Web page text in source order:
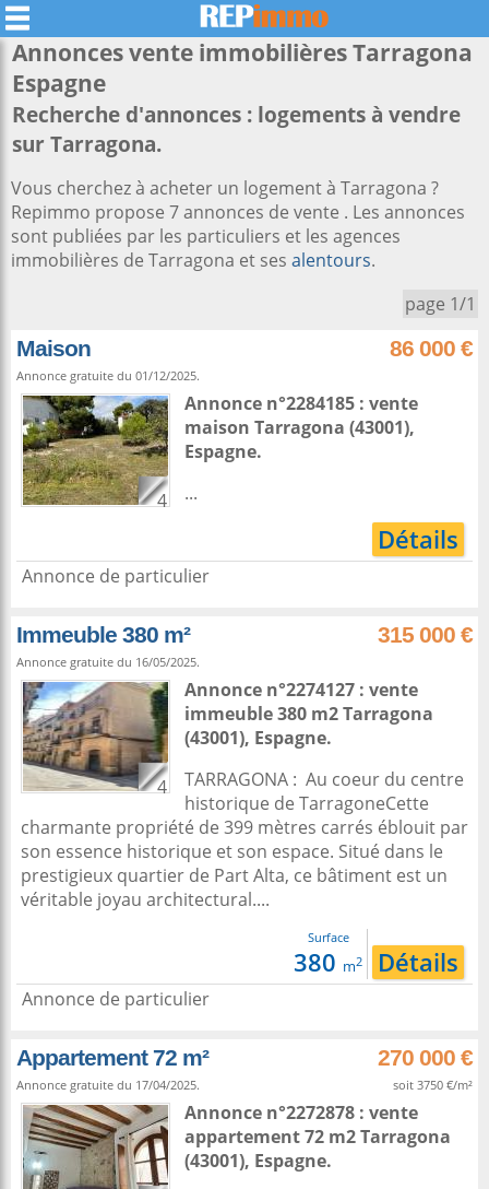
Annonces vente immobilièresTarragona
Espagne
Recherche d'annonces : logements à vendre
sur Tarragona.
Vous cherchez à acheter un logement à Tarragona ?
Repimmo propose 7 annonces de vente . Les annonces
sont publiées par les particuliers et les agences
immobilières de Tarragona et ses alentours.
page 1/1
Maison 86 000 €
Annonce gratuite du 01/12/2025.
4
Annonce n°2284185 : vente
maison Tarragona (43001),
Espagne.
...
Détails
Annonce de particulier
Immeuble 380 m² 315 000 €
Annonce gratuite du 16/05/2025.
4
Annonce n°2274127 : vente
immeuble 380 m2Tarragona
(43001), Espagne.
TARRAGONA : Au coeur du centre
historique de TarragoneCette
charmante propriété de 399 mètres carrés éblouit par
son essence historique et son espace. Situé dans le
prestigieux quartier de Part Alta, ce bâtiment est un
véritable joyau architectural....
Surface
380 m2 Détails
Annonce de particulier
Appartement 72 m² 270 000 €
Annonce gratuite du 17/04/2025. soit 3750 €/m²
Annonce n°2272878 : vente
appartement 72 m2Tarragona
(43001), Espagne.